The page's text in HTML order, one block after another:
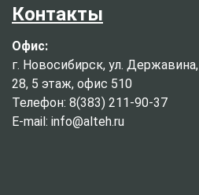
Контакты
Офис:
г. Новосибирск, ул. Державина,
28, 5 этаж, офис 510
Телефон: 8(383) 211-90-37
E-mail: info@alteh.ru